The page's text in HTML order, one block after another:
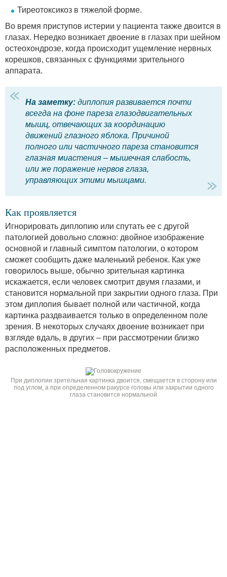
Тиреотоксикоз в тяжелой форме.
Во время приступов истерии у пациента также двоится в
глазах. Нередко возникает двоение в глазах при шейном
остеохондрозе, когда происходит ущемление нервных
корешков, связанных с функциями зрительного
аппарата.
На заметку: диплопия развивается почти
всегда на фоне пареза глазодвигательных
мышц, отвечающих за координацию
движений глазного яблока. Причиной
полного или частичного пареза становится
глазная миастения – мышечная слабость,
или же поражение нервов глаза,
управляющих этими мышцами.
Как проявляется
Игнорировать диплопию или спутать ее с другой
патологией довольно сложно: двойное изображение
основной и главный симптом патологии, о котором
сможет сообщить даже маленький ребенок. Как уже
говорилось выше, обычно зрительная картинка
искажается, если человек смотрит двумя глазами, и
становится нормальной при закрытии одного глаза. При
этом диплопия бывает полной или частичной, когда
картинка раздваивается только в определенном поле
зрения. В некоторых случаях двоение возникает при
взгляде вдаль, в других – при рассмотрении близко
расположенных предметов.
При диплопии зрительная картинка двоится, смещается в сторону или
под углом, а при определенном ракурсе головы или закрытии одного
глаза становится нормальной